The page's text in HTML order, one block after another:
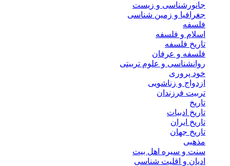
جانورشناسی و زیست
جغرافیا و زمین شناسی
فلسفه
اسلام و فلسفه
تاریخ فلسفه
فلسفه و عرفان
روانشناسی و علوم تربیتی
خود پروری
ازدواج و زناشویی
تربیت فرزندان
تاریخ
تاریخ ادبیات
تاریخ ایران
تاریخ جهان
مذهبی
سنت و سیره اهل بیت
ادیان و اقلیت شناسی